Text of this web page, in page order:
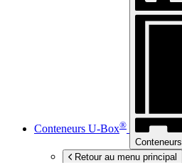
Conteneurs U-Box®
Conteneurs
Retour au menu principal